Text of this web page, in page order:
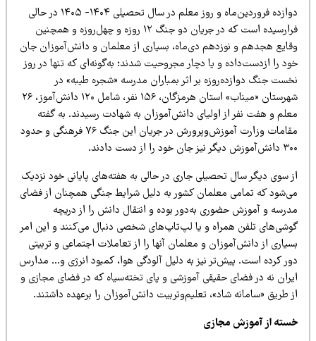
دوازده فروردین‌ماه و روز معلم در سال تحصیلی ۱۴۰۴- ۱۴۰۵ در حالی
فرارسیده است که در جریان دو جنگ ۱۲ روزه و چهل‌روزه و همچنین
هجدهم و نوزدهم دی‌ماه، بسیاری از معلمان و دانش‌آموزان جان
را ازدست‌داده و یا دچار مجروحیت شدند؛ به‌گونه‌ای که تنها در روز
جنگ دوازده‌روزه بر اثر بمباران مدرسه «شجره طیبه» در
شهرستان «میناب» استان هرمزگان، ۱۵۶ نفر، شامل ۱۲۰ دانش‌آموز، ۲۶
و هفت نفر از اولیای دانش‌آموزان به شهادت رسیدند. به گفته
مقامات وزارت آموزش‌وپرورش در جریان این جنگ ۷۶ فرهنگی و حدود
سوی دیگر سال تحصیلی جاری در حالی به هفته‌های پایانی خود نزدیک
که تمامی معلمان کشور به دلیل شرایط جنگی همچنان از فضای
و آموزش حضوری به‌دور بوده و انتقال دانش را از دریچه
تلفن همراه و یا لپ‌تاپ‌های شخصی دنبال می‌کنند و این امر
از دانش‌آموزان و معلمان آنها را از تعاملات اجتماعی و تربیتی
کرده است. پیش‌تر نیز به دلیل آلودگی هوا، کمبود انرژی و… مدارس
نه در فضای حقیقی آموزشی و پای تخته‌سیاه که در فضای مجازی و
طریق «سامانه شاد»، تعلیم‌وتربیت دانش‌آموزان را برعهده داشتند.
از آموزش مجازی